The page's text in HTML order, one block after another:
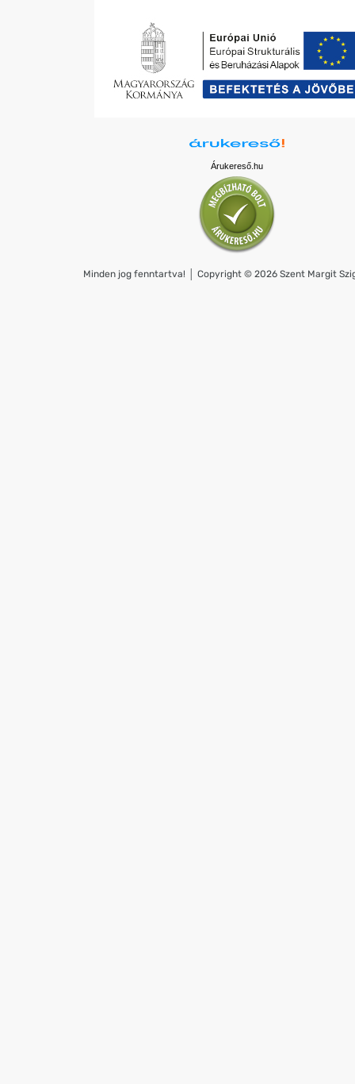
Árukereső.hu
Minden jog fenntartva! │ Copyright © 2026 Szent Margit